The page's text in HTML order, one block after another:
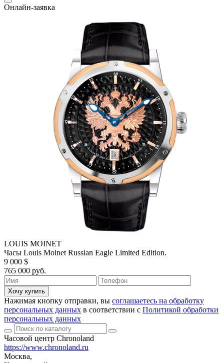
Онлайн-заявка
LOUIS MOINET
Часы Louis Moinet Russian Eagle Limited Edition.
9 000 $
765 000 руб.
Хочу купить
Нажимая кнопку отправки, вы соглашаетесь на обработку
персональных данных в соответствии с Политикой обработки
персональных данных
Часовой центр Chronoland
https://www.chronoland.ru
Москва,